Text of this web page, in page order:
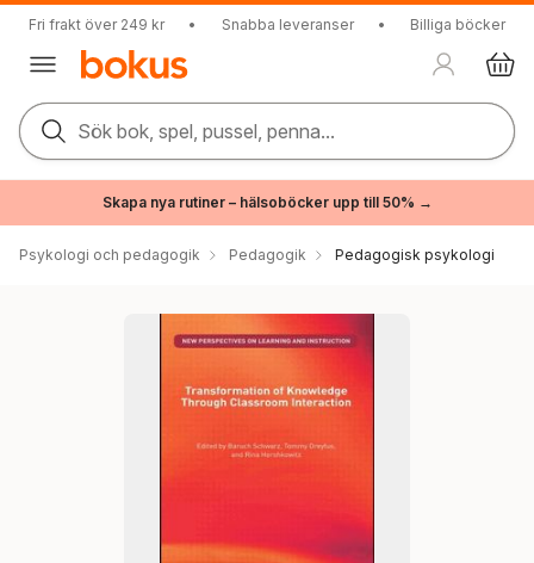
Fri frakt över 249 kr • Snabba leveranser • Billiga böcker
Sök bok, spel, pussel, penna...
Skapa nya rutiner – hälsoböcker upp till 50% →
Psykologi och pedagogik Pedagogik Pedagogisk psykologi